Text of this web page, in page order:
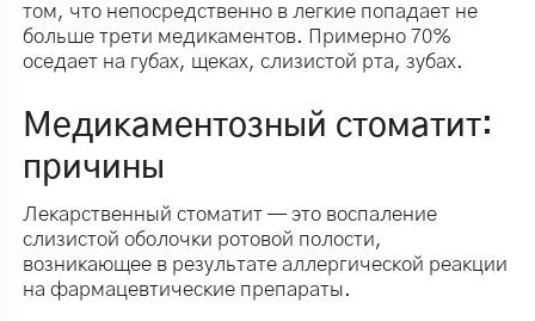
том, что непосредственно в легкие попадает не
больше трети медикаментов. Примерно 70%
оседает на губах, щеках, слизистой рта, зубах.
Медикаментозный стоматит:
причины
Лекарственный стоматит — это воспаление
слизистой оболочки ротовой полости,
возникающее в результате аллергической реакции
на фармацевтические препараты.